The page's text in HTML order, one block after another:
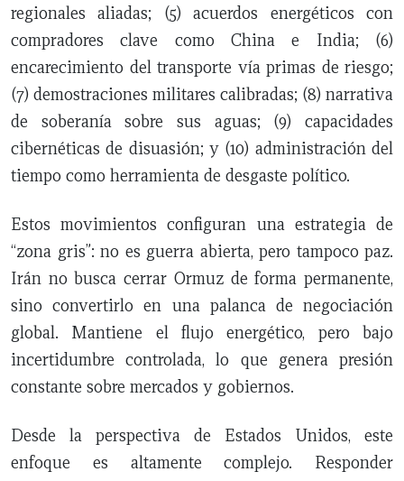
regionales aliadas; (5) acuerdos energéticos con
compradores clave como China e India; (6)
encarecimiento del transporte vía primas de riesgo;
(7) demostraciones militares calibradas; (8) narrativa
de soberanía sobre sus aguas; (9) capacidades
cibernéticas de disuasión; y (10) administración del
tiempo como herramienta de desgaste político.
Estos movimientos configuran una estrategia de
“zona gris”: no es guerra abierta, pero tampoco paz.
Irán no busca cerrar Ormuz de forma permanente,
sino convertirlo en una palanca de negociación
global. Mantiene el flujo energético, pero bajo
incertidumbre controlada, lo que genera presión
constante sobre mercados y gobiernos.
Desde la perspectiva de Estados Unidos, este
enfoque es altamente complejo. Responder